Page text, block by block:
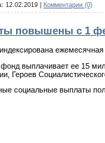
12.02.2019 Комментарии (0)
повышены с 1
выплачивает ее 15
Героев
социальные выплаты